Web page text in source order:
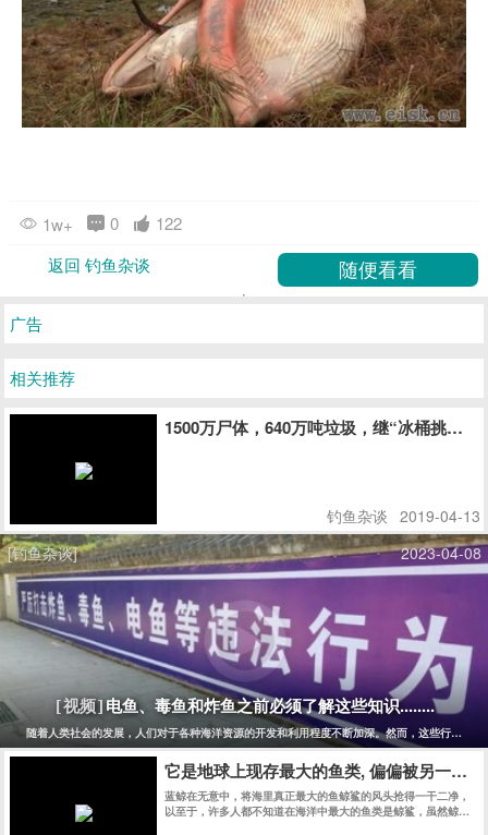
1w+ 0
122
返回 钓鱼杂谈
广告
相关推荐
1500万尸体，640万吨垃圾，继“冰桶挑战”
钓鱼杂谈 2019-04-13
[钓鱼杂谈]
2023-04-08
[视频]电鱼、毒鱼和炸鱼之前必须了解这些知识........
随着人类社会的发展，人们对于各种海洋资源的开发和利用程度不断加深。然而，这些行为也
它是地球上现存最大的鱼类, 偏偏被另一种
蓝鲸在无意中，将海里真正最大的鱼鲸鲨的风头抢得一干二净，
以至于，许多人都不知道在海洋中最大的鱼类是鲸鲨，虽然鲸鲨